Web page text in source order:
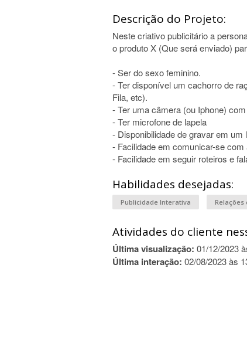
Descrição do Projeto:
Neste criativo publicitário a
o produto X (Que será enviado)
- Ser do sexo feminino.
- Ter disponível um cachorro de
Fila, etc).
- Ter uma câmera (ou Iphone)
- Ter microfone de lapela
- Disponibilidade de gravar em um
- Facilidade em comunicar-se com
- Facilidade em seguir roteiros e
Habilidades desejadas:
Publicidade Interativa Relações
Atividades do cliente
Última visualização: 01/12/2023
Última interação: 02/08/2023 às